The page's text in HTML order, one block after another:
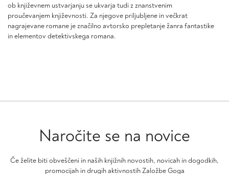
ob književnem ustvarjanju se ukvarja tudi z znanstvenim
proučevanjem književnosti. Za njegove priljubljene in večkrat
nagrajevane romane je značilno avtorsko prepletanje žanra fantastike
in elementov detektivskega romana.
Naročite se na novice
Če želite biti obveščeni in naših knjižnih novostih, novicah in dogodkih,
promocijah in drugih aktivnostih Založbe Goga